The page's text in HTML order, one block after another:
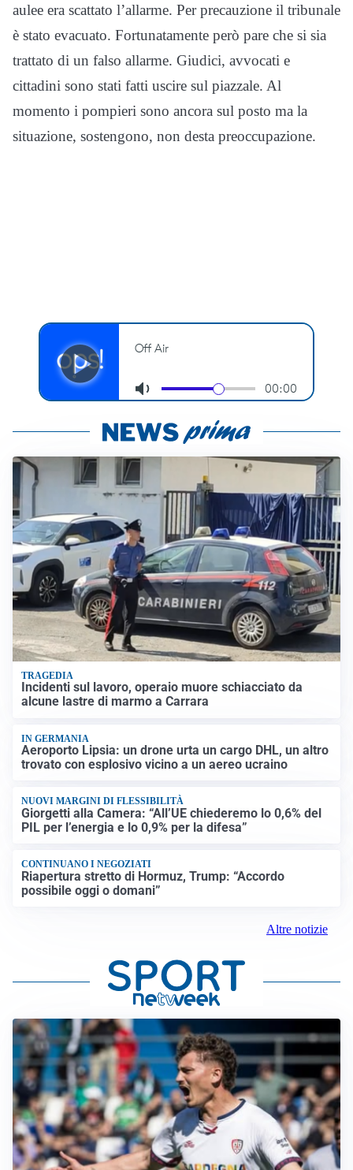
aulee era scattato l’allarme. Per precauzione il tribunale
è stato evacuato. Fortunatamente però pare che si sia
trattato di un falso allarme. Giudici, avvocati e
cittadini sono stati fatti uscire sul piazzale. Al
momento i pompieri sono ancora sul posto ma la
situazione, sostengono, non desta preoccupazione.
TRAGEDIA
Incidenti sul lavoro, operaio muore schiacciato da
alcune lastre di marmo a Carrara
IN GERMANIA
Aeroporto Lipsia: un drone urta un cargo DHL, un altro
trovato con esplosivo vicino a un aereo ucraino
NUOVI MARGINI DI FLESSIBILITÀ
Giorgetti alla Camera: “All’UE chiederemo lo 0,6% del
PIL per l’energia e lo 0,9% per la difesa”
CONTINUANO I NEGOZIATI
Riapertura stretto di Hormuz, Trump: “Accordo
possibile oggi o domani”
Altre notizie